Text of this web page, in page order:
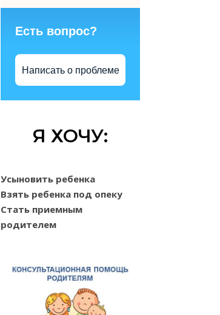
Есть вопрос?
Написать о проблеме
Я ХОЧУ:
Усыновить ребенка
Взять ребенка под опеку
Стать приемным
родителем